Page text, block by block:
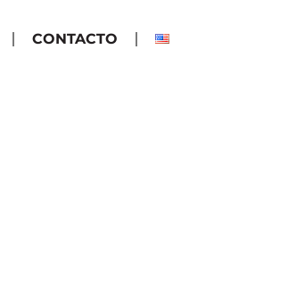
CONTACTO